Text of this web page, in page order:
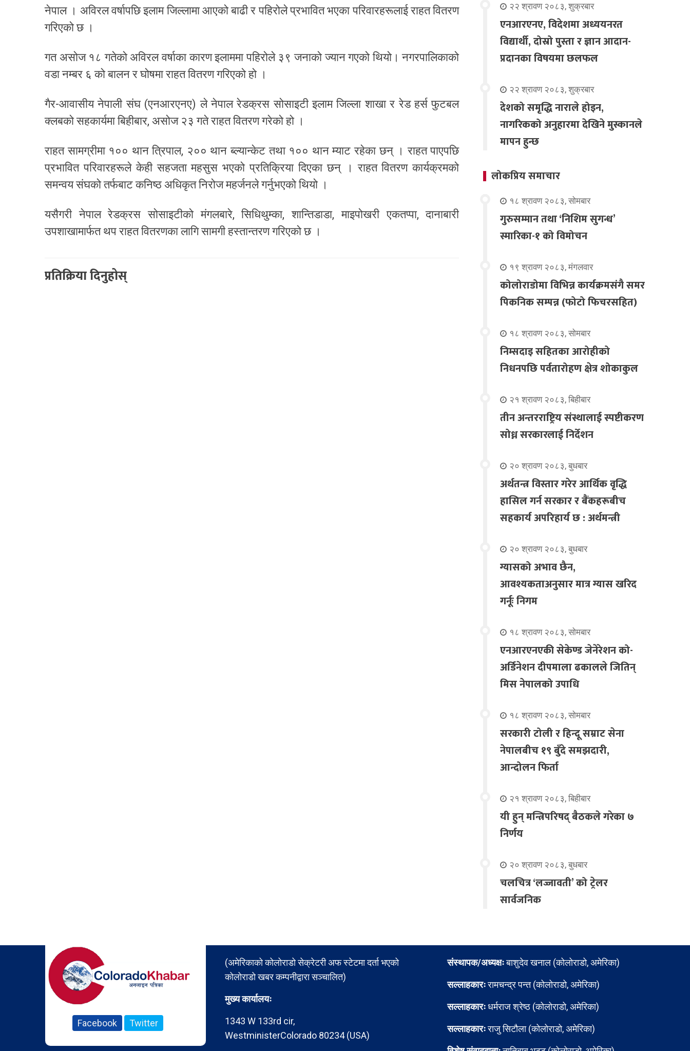
नेपाल । अविरल वर्षापछि इलाम जिल्लामा आएको बाढी र पहिरोले प्रभावित भएका परिवारहरूलाई राहत वितरण
गरिएको छ ।
गत असोज १८ गतेको अविरल वर्षाका कारण इलाममा पहिरोले ३९ जनाको ज्यान गएको थियो। नगरपालिकाको
वडा नम्बर ६ को बालन र घोषमा राहत वितरण गरिएको हो ।
गैर-आवासीय नेपाली संघ (एनआरएनए) ले नेपाल रेडक्रस सोसाइटी इलाम जिल्ला शाखा र रेड हर्स फुटबल
क्लबको सहकार्यमा बिहीबार, असोज २३ गते राहत वितरण गरेको हो ।
राहत सामग्रीमा १०० थान त्रिपाल, २०० थान ब्ल्यान्केट तथा १०० थान म्याट रहेका छन् । राहत पाएपछि
प्रभावित परिवारहरूले केही सहजता महसुस भएको प्रतिक्रिया दिएका छन् । राहत वितरण कार्यक्रमको
समन्वय संघको तर्फबाट कनिष्ठ अधिकृत निरोज महर्जनले गर्नुभएको थियो ।
यसैगरी नेपाल रेडक्रस सोसाइटीको मंगलबारे, सिधिथुम्का, शान्तिडाडा, माइपोखरी एकतप्पा, दानाबारी
उपशाखामार्फत थप राहत वितरणका लागि सामगी हस्तान्तरण गरिएको छ ।
प्रतिक्रिया दिनुहोस्
२२ श्रावण २०८३, शुक्रबार
एनआरएनए, विदेशमा अध्ययनरत
विद्यार्थी, दोस्रो पुस्ता र ज्ञान आदान-
प्रदानका विषयमा छलफल
२२ श्रावण २०८३, शुक्रबार
देशको समृद्धि नाराले होइन,
नागरिकको अनुहारमा देखिने मुस्कानले
मापन हुन्छ
लोकप्रिय समाचार
१८ श्रावण २०८३, सोमबार
गुरुसम्मान तथा ‘निशिम सुगन्ध’
स्मारिका-१ को विमोचन
१९ श्रावण २०८३, मंगलवार
कोलोराडोमा विभिन्न कार्यक्रमसंगै समर
पिकनिक सम्पन्न (फोटो फिचरसहित)
१८ श्रावण २०८३, सोमबार
निम्सदाइ सहितका आरोहीको
निधनपछि पर्वतारोहण क्षेत्र शोकाकुल
२१ श्रावण २०८३, बिहीबार
तीन अन्तरराष्ट्रिय संस्थालाई स्पष्टीकरण
सोध्न सरकारलाई निर्देशन
२० श्रावण २०८३, बुधबार
अर्थतन्त्र विस्तार गरेर आर्थिक वृद्धि
हासिल गर्न सरकार र बैंकहरूबीच
सहकार्य अपरिहार्य छ : अर्थमन्त्री
२० श्रावण २०८३, बुधबार
ग्यासको अभाव छैन,
आवश्यकताअनुसार मात्र ग्यास खरिद
गर्नूः निगम
१८ श्रावण २०८३, सोमबार
एनआरएनएकी सेकेण्ड जेनेरेशन को-
अर्डिनेशन दीपमाला ढकालले जितिन्
मिस नेपालको उपाधि
१८ श्रावण २०८३, सोमबार
सरकारी टोली र हिन्दू सम्राट सेना
नेपालबीच १९ बुँदे समझदारी,
आन्दोलन फिर्ता
२१ श्रावण २०८३, बिहीबार
यी हुन् मन्त्रिपरिषद् बैठकले गरेका ७
निर्णय
२० श्रावण २०८३, बुधबार
चलचित्र ‘लज्जावती’ को ट्रेलर
सार्वजनिक
Facebook Twitter
(अमेरिकाको कोलोराडो सेक्रेटरी अफ स्टेटमा दर्ता भएको
कोलोराडो खबर कम्पनीद्वारा सञ्चालित)
मुख्य कार्यालयः
1343 W 133rd cir,
WestministerColorado 80234 (USA)
संस्थापक/अध्यक्षःबाशुदेव खनाल (कोलोराडो, अमेरिका)
सल्लाहकारःरामचन्द्र पन्त (कोलोराडो, अमेरिका)
सल्लाहकारःधर्मराज श्रेष्ठ (कोलोराडो, अमेरिका)
सल्लाहकारःराजु सिटौला (कोलोराडो, अमेरिका)